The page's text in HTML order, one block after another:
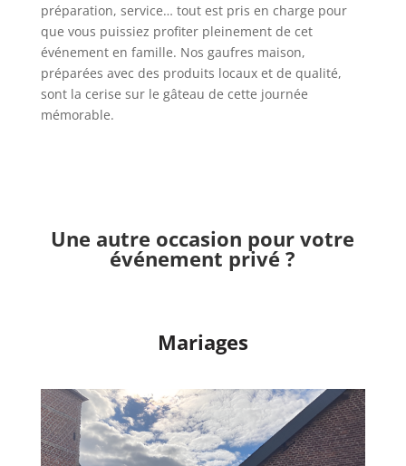
préparation, service… tout est pris en charge pour
que vous puissiez profiter pleinement de cet
événement en famille. Nos gaufres maison,
préparées avec des produits locaux et de qualité,
sont la cerise sur le gâteau de cette journée
mémorable.
Une autre occasion pour votre
événement privé ?
Mariages